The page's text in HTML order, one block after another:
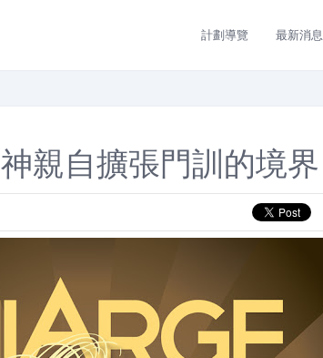
計劃導覽 最新消息
親自擴張門訓的境界